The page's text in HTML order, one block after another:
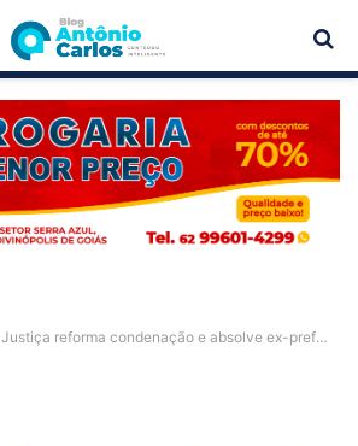
PUBLICIDADE
Justiça reforma condenação e absolve ex-prefeita de Buritinópolis-GO em ação de improbidade administrativa